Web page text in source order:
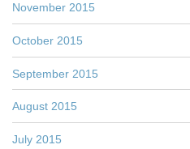
November 2015
October 2015
September 2015
August 2015
July 2015